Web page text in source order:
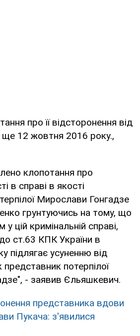
про її відсторонення від
ще 12 жовтня 2016 року.,
клопотання про
в справі в якості
Мирослави Гонгадзе
грунтуючись на тому, що
у цій кримінальній справі,
ст.63 КПК України в
підлягає усуненню від
представник потерпілої
- заявив Єльяшкевич.
представника вдови
Пукача: з'явилися